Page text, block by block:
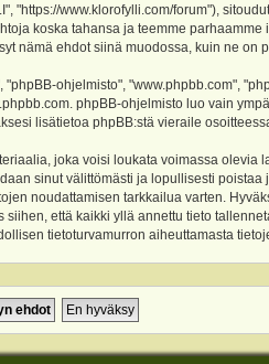
"https://www.klorofylli.com/forum"),
koska tahansa ja teemme
nämä ehdot siinä muodossa, kuin ne on
ohjelmisto", "www.phpbb.com",
. phpBB-ohjelmisto luo vain
lisätietoa phpBB:stä vieraile
joka voisi loukata voimassa olevia
sinut välittömästi ja lopullisesti
noudattamisen tarkkailua varten.
että kaikki yllä annettu tieto
tietoturvamurron aiheuttamasta